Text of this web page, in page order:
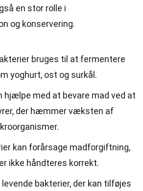
en stor rolle i
og konservering.
bruges til at fermentere
yoghurt, ost og surkål.
hjælpe med at bevare mad ved at
der hæmmer væksten af
kan forårsage madforgiftning,
ikke håndteres korrekt.
bakterier, der kan tilføjes